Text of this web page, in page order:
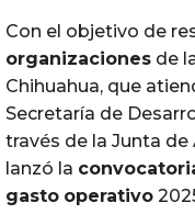
Con el objetivo de
organizaciones de
Chihuahua, que
Secretaría de
través de la Junta
lanzó la
gasto operativo